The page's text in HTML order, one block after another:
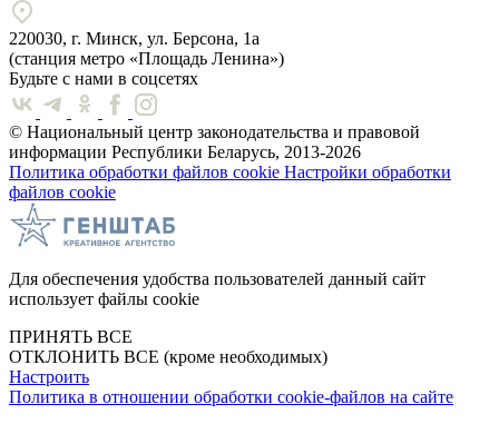
220030, г. Минск, ул. Берсона, 1а
(станция метро «Площадь Ленина»)
Будьте с нами в соцсетях
© Национальный центр законодательства и правовой
информации Республики Беларусь, 2013-2026
Политика обработки файлов cookie Настройки обработки
файлов cookie
Для обеспечения удобства пользователей данный сайт
использует файлы cookie
ПРИНЯТЬ ВСЕ
ОТКЛОНИТЬ ВСЕ (кроме необходимых)
Настроить
Политика в отношении обработки cookie-файлов на сайте